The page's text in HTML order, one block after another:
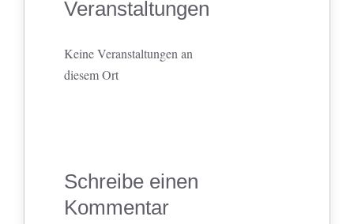
Veranstaltungen
Keine Veranstaltungen an
diesem Ort
Schreibe einen
Kommentar